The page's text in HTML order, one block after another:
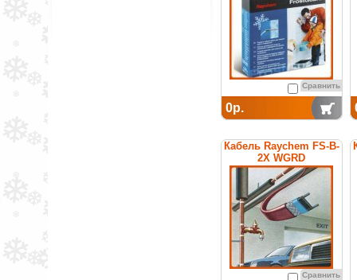
Сравнить
0р.
Кабель Raychem FS-B-
2X WGRD
саморегулирующийся
греющий
Сравнить